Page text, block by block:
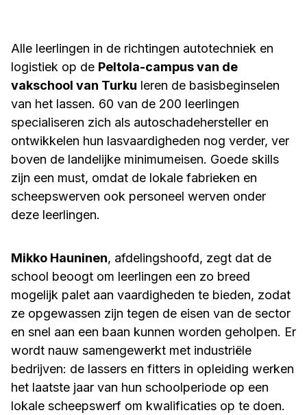
Alle leerlingen in de richtingen autotechniek en
logistiek op de Peltola-campus van de
vakschool van Turku leren de basisbeginselen
van het lassen. 60 van de 200 leerlingen
specialiseren zich als autoschadehersteller en
ontwikkelen hun lasvaardigheden nog verder, ver
boven de landelijke minimumeisen. Goede skills
zijn een must, omdat de lokale fabrieken en
scheepswerven ook personeel werven onder
deze leerlingen.
Mikko Hauninen, afdelingshoofd, zegt dat de
school beoogt om leerlingen een zo breed
mogelijk palet aan vaardigheden te bieden, zodat
ze opgewassen zijn tegen de eisen van de sector
en snel aan een baan kunnen worden geholpen. Er
wordt nauw samengewerkt met industriële
bedrijven: de lassers en fitters in opleiding werken
het laatste jaar van hun schoolperiode op een
lokale scheepswerf om kwalificaties op te doen.